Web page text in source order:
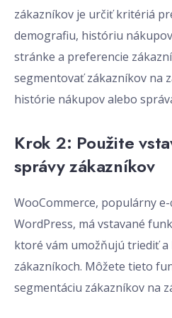
zákazníkov je určiť kritériá
demografiu, históriu
stránke a preferencie
segmentovať zákazníkov na
histórie nákupov alebo
Krok 2: Použite
správy zákazníkov
WooCommerce, populárny
WordPress, má vstavané
ktoré vám umožňujú triediť
zákazníkoch. Môžete tieto
segmentáciu zákazníkov na